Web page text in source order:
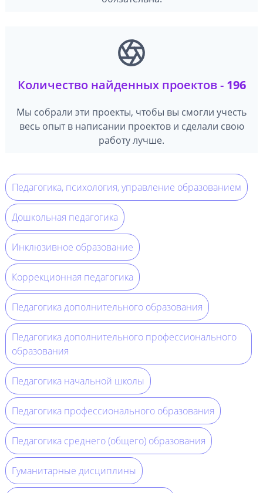
Количество найденных проектов - 196
Мы собрали эти проекты, чтобы вы смогли учесть
весь опыт в написании проектов и сделали свою
работу лучше.
Педагогика, психология, управление образованием
Дошкольная педагогика
Инклюзивное образование
Коррекционная педагогика
Педагогика дополнительного образования
Педагогика дополнительного профессионального
образования
Педагогика начальной школы
Педагогика профессионального образования
Педагогика среднего (общего) образования
Гуманитарные дисциплины